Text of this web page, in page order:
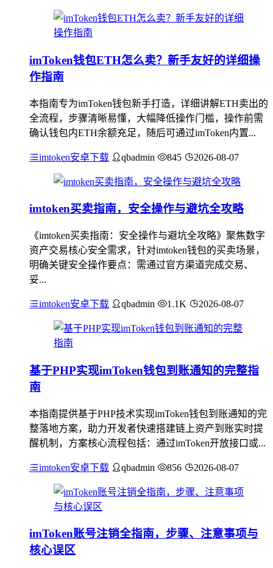
imToken钱包ETH怎么卖？新手友好的详细操
作指南
本指南专为imToken钱包新手打造，详细讲解ETH卖出的
全流程，步骤清晰易懂，大幅降低操作门槛，操作前需
确认钱包内ETH余额充足，随后可通过imToken内置...
imtoken安卓下载 qbadmin 845 2026-08-07
imtoken买卖指南，安全操作与避坑全攻略
《imtoken买卖指南：安全操作与避坑全攻略》聚焦数字
资产交易核心安全需求，针对imtoken钱包的买卖场景，
明确关键安全操作要点：需通过官方渠道完成交易、
妥...
imtoken安卓下载 qbadmin 1.1K 2026-08-07
基于PHP实现imToken钱包到账通知的完整指
南
本指南提供基于PHP技术实现imToken钱包到账通知的完
整落地方案，助力开发者快速搭建链上资产到账实时提
醒机制，方案核心流程包括：通过imToken开放接口或...
imtoken安卓下载 qbadmin 856 2026-08-07
imToken账号注销全指南，步骤、注意事项与
核心误区